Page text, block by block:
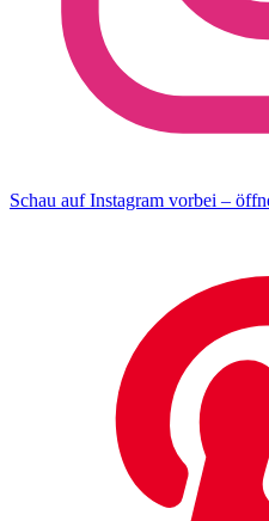
Schau auf Instagram vorbei –